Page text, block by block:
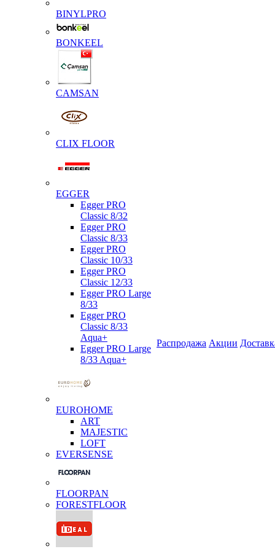
BINYLPRO
BONKEEL
CAMSAN
CLIX FLOOR
EGGER
Egger PRO
Classic 8/32
Egger PRO
Classic 8/33
Egger PRO
Classic 10/33
Egger PRO
Classic 12/33
Egger PRO Large
8/33
Egger PRO
Classic 8/33
Aqua+
Egger PRO Large
8/33 Aqua+
EUROHOME
ART
MAJESTIC
LOFT
EVERSENSE
FLOORPAN
FORESTFLOOR
Распродажа Акции